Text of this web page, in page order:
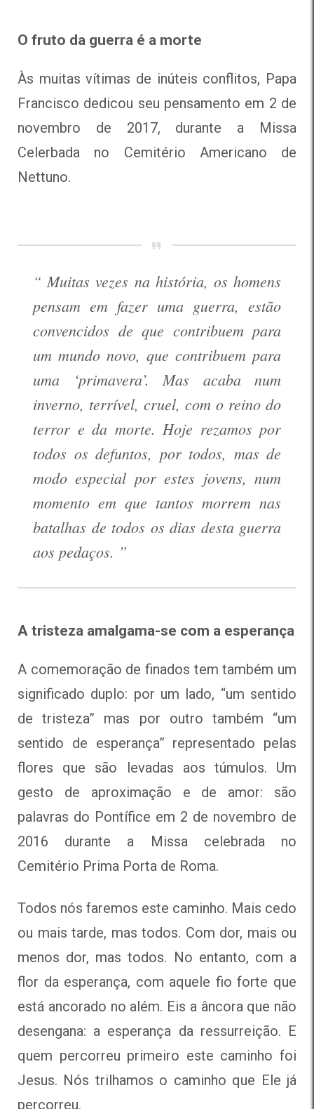
O fruto da guerra é a morte
Às muitas vítimas de inúteis conflitos, Papa
Francisco dedicou seu pensamento em 2 de
novembro de 2017, durante a Missa
Celerbada no Cemitério Americano de
Nettuno.
“ Muitas vezes na história, os homens
pensam em fazer uma guerra, estão
convencidos de que contribuem para
um mundo novo, que contribuem para
uma ‘primavera’. Mas acaba num
inverno, terrível, cruel, com o reino do
terror e da morte. Hoje rezamos por
todos os defuntos, por todos, mas de
modo especial por estes jovens, num
momento em que tantos morrem nas
batalhas de todos os dias desta guerra
aos pedaços. ”
A tristeza amalgama-se com a esperança
A comemoração de finados tem também um
significado duplo: por um lado, “um sentido
de tristeza” mas por outro também “um
sentido de esperança” representado pelas
flores que são levadas aos túmulos. Um
gesto de aproximação e de amor: são
palavras do Pontífice em 2 de novembro de
2016 durante a Missa celebrada no
Cemitério Prima Porta de Roma.
Todos nós faremos este caminho. Mais cedo
ou mais tarde, mas todos. Com dor, mais ou
menos dor, mas todos. No entanto, com a
flor da esperança, com aquele fio forte que
está ancorado no além. Eis a âncora que não
desengana: a esperança da ressurreição. E
quem percorreu primeiro este caminho foi
Jesus. Nós trilhamos o caminho que Ele já
percorreu.